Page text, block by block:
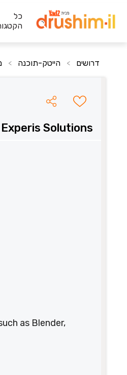
כל
דרושים > הייטק-תוכנה >
Experis Solutions
as Blender,